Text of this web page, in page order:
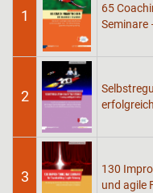
1
65
Seminare
2
3
130
und agile